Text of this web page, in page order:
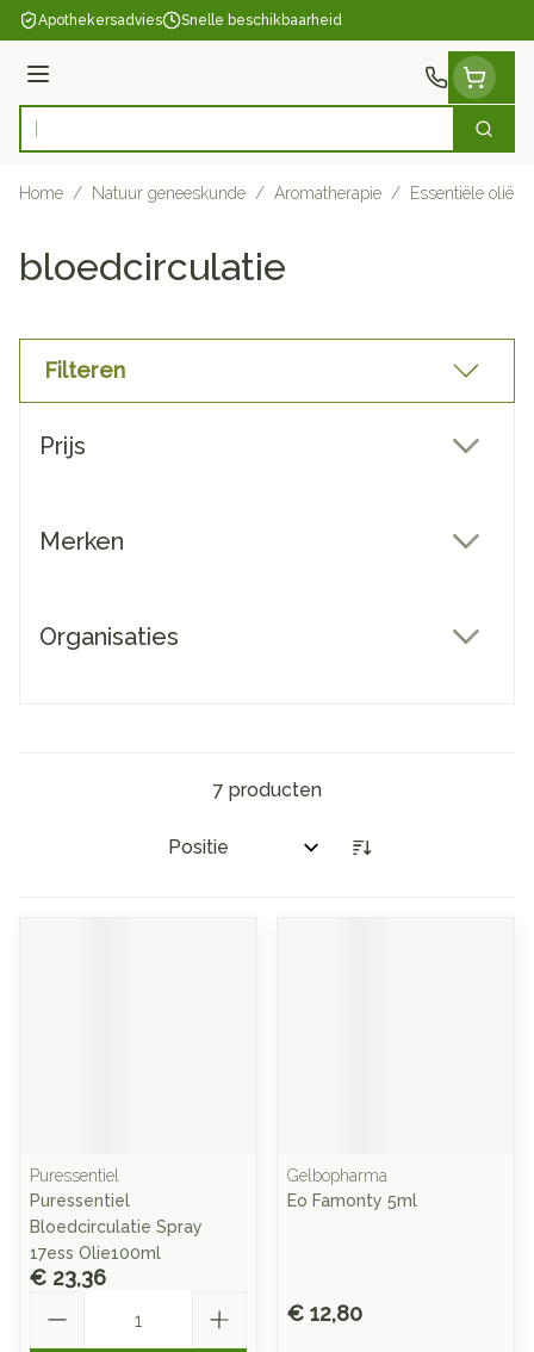
Ga naar de inhoud
Apothekersadvies Snelle beschikbaarheid
Menu
Product, merk, categorie... Zoek
Home / Natuur geneeskunde / Aromatherapie / Essentiële oliën
bloedcirculatie
Filteren
Prijs
Merken
Organisaties
7 producten
Sorteer op:
Puressentiel
Puressentiel
Bloedcirculatie Spray
17ess Olie100ml
€ 23,36
Gelbopharma
Eo Famonty 5ml
€ 12,80